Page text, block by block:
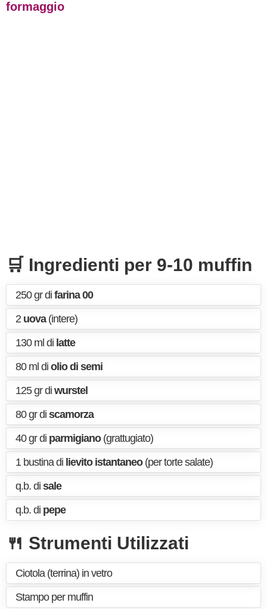
formaggio
🛒 Ingredienti per 9-10 muffin
250 gr di farina 00
2 uova(intere)
130 ml di latte
80 ml di olio di semi
125 gr di wurstel
80 gr di scamorza
40 gr di parmigiano(grattugiato)
1 bustina di lievito istantaneo(per torte salate)
q.b. di sale
q.b. di pepe
🍴 Strumenti Utilizzati
Ciotola (terrina) in vetro
Stampo per muffin